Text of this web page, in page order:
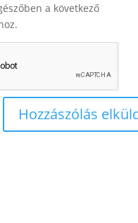
a következő